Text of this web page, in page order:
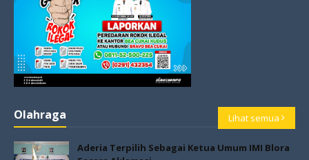
Olahraga Lihat semua
Aderia Terpilih Sebagai Ketua Umum IMI Blora